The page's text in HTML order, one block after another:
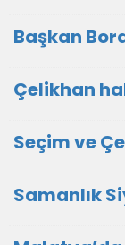
Başkan
Çelikhan
Seçim ve
Samanlık